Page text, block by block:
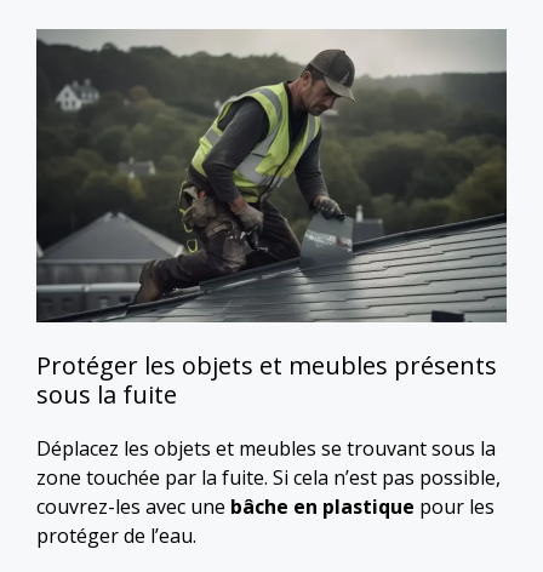
Protéger les objets et meubles présents
sous la fuite
Déplacez les objets et meubles se trouvant sous la
zone touchée par la fuite. Si cela n’est pas possible,
couvrez-les avec une bâche en plastique pour les
protéger de l’eau.